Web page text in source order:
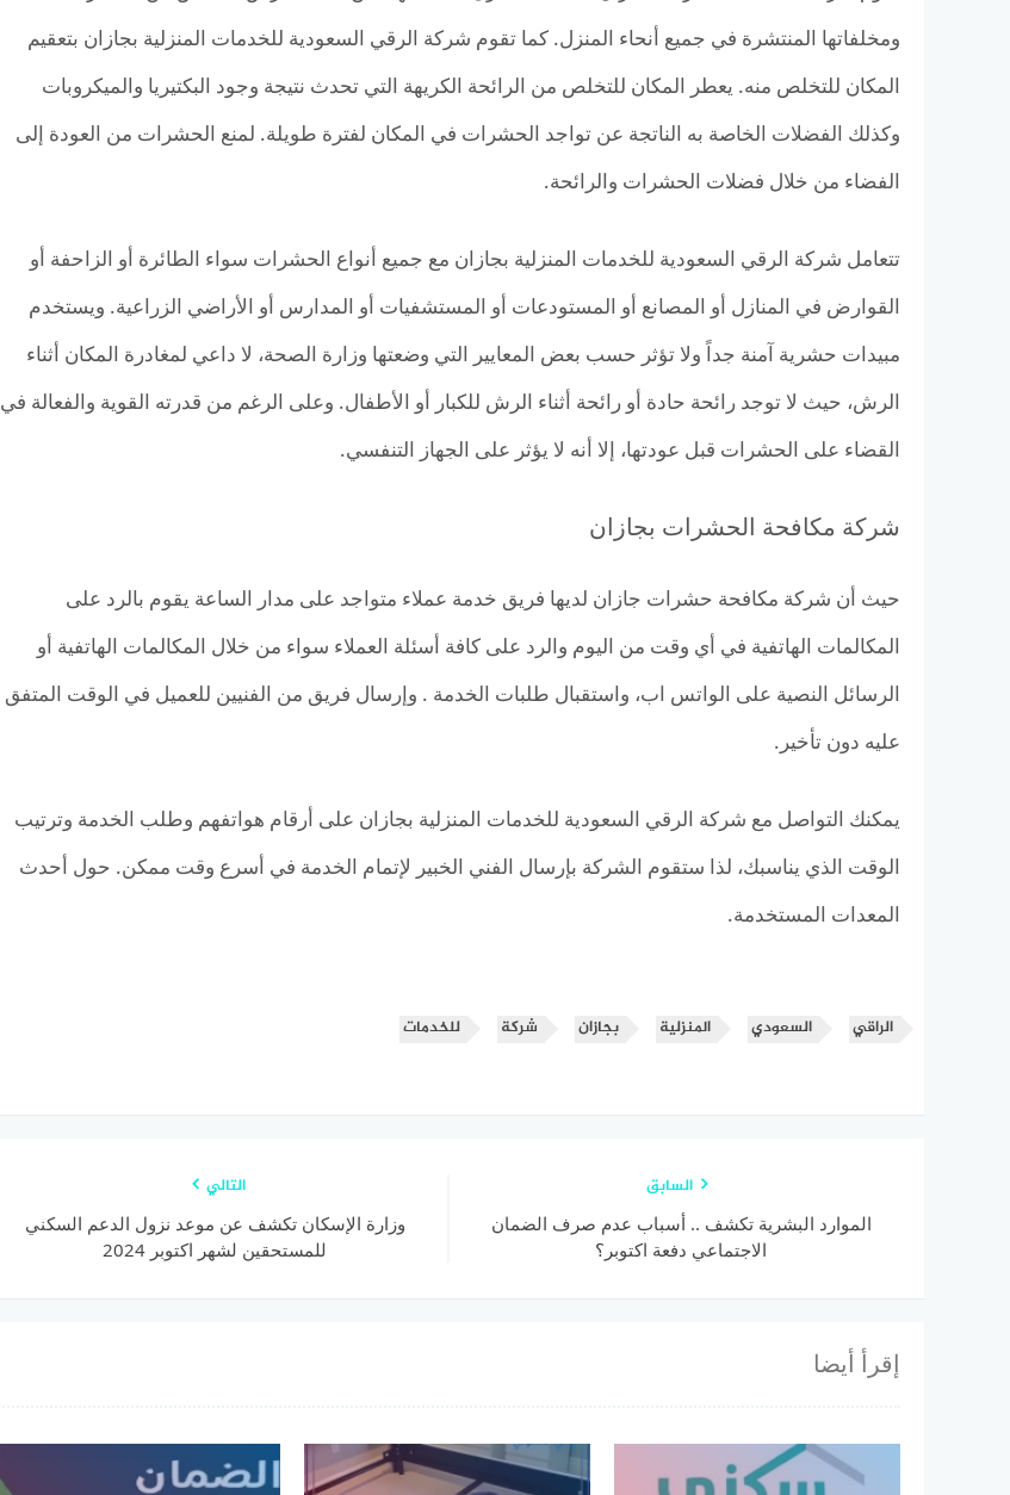
ومخلفاتها المنتشرة في جميع أنحاء المنزل. كما تقوم شركة الرقي السعودية للخدمات المنزلية بجازان بتعقيم
المكان للتخلص منه. يعطر المكان للتخلص من الرائحة الكريهة التي تحدث نتيجة وجود البكتيريا والميكروبات
وكذلك الفضلات الخاصة به الناتجة عن تواجد الحشرات في المكان لفترة طويلة. لمنع الحشرات من العودة إلى
الفضاء من خلال فضلات الحشرات والرائحة.
تتعامل شركة الرقي السعودية للخدمات المنزلية بجازان مع جميع أنواع الحشرات سواء الطائرة أو الزاحفة أو
القوارض في المنازل أو المصانع أو المستودعات أو المستشفيات أو المدارس أو الأراضي الزراعية. ويستخدم
مبيدات حشرية آمنة جداً ولا تؤثر حسب بعض المعايير التي وضعتها وزارة الصحة، لا داعي لمغادرة المكان أثناء
الرش، حيث لا توجد رائحة حادة أو رائحة أثناء الرش للكبار أو الأطفال. وعلى الرغم من قدرته القوية والفعالة في
القضاء على الحشرات قبل عودتها، إلا أنه لا يؤثر على الجهاز التنفسي.
شركة مكافحة الحشرات بجازان
حيث أن شركة مكافحة حشرات جازان لديها فريق خدمة عملاء متواجد على مدار الساعة يقوم بالرد على
المكالمات الهاتفية في أي وقت من اليوم والرد على كافة أسئلة العملاء سواء من خلال المكالمات الهاتفية أو
الرسائل النصية على الواتس اب، واستقبال طلبات الخدمة . وإرسال فريق من الفنيين للعميل في الوقت المتفق
عليه دون تأخير.
يمكنك التواصل مع شركة الرقي السعودية للخدمات المنزلية بجازان على أرقام هواتفهم وطلب الخدمة وترتيب
الوقت الذي يناسبك، لذا ستقوم الشركة بإرسال الفني الخبير لإتمام الخدمة في أسرع وقت ممكن. حول أحدث
المعدات المستخدمة.
الراقي السعودي المنزلية بجازان شركة للخدمات
السابق
الموارد البشرية تكشف .. أسباب عدم صرف الضمان
الاجتماعي دفعة اكتوبر؟
التالي
وزارة الإسكان تكشف عن موعد نزول الدعم السكني
للمستحقين لشهر اكتوبر 2024
إقرأ أيضا